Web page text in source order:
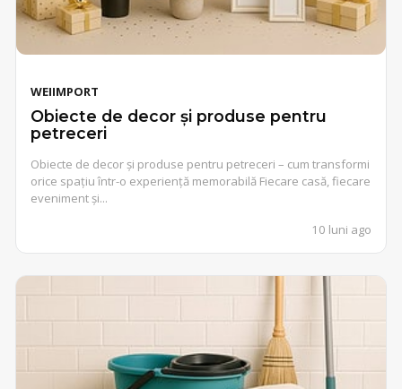
WEIIMPORT
Obiecte de decor și produse pentru
petreceri
Obiecte de decor și produse pentru petreceri – cum transformi
orice spațiu într-o experiență memorabilă Fiecare casă, fiecare
eveniment și...
10 luni ago